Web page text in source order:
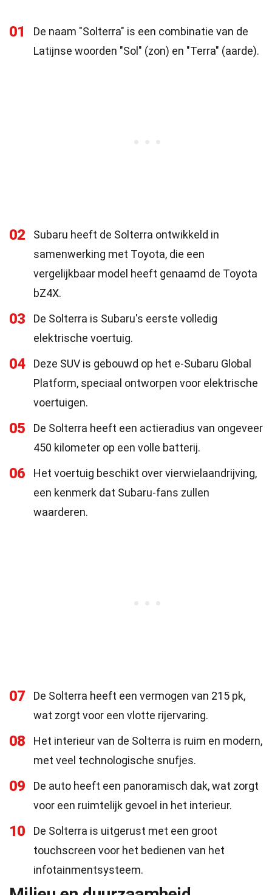
01
De naam "Solterra" is een combinatie van de
Latijnse woorden "Sol" (zon) en "Terra" (aarde).
02
Subaru heeft de Solterra ontwikkeld in
samenwerking met Toyota, die een
vergelijkbaar model heeft genaamd de Toyota
bZ4X.
03
De Solterra is Subaru's eerste volledig
elektrische voertuig.
04
Deze SUV is gebouwd op het e-Subaru Global
Platform, speciaal ontworpen voor elektrische
voertuigen.
05
De Solterra heeft een actieradius van ongeveer
450 kilometer op een volle batterij.
06
Het voertuig beschikt over vierwielaandrijving,
een kenmerk dat Subaru-fans zullen
waarderen.
07
De Solterra heeft een vermogen van 215 pk,
wat zorgt voor een vlotte rijervaring.
08
Het interieur van de Solterra is ruim en modern,
met veel technologische snufjes.
09
De auto heeft een panoramisch dak, wat zorgt
voor een ruimtelijk gevoel in het interieur.
10
De Solterra is uitgerust met een groot
touchscreen voor het bedienen van het
infotainmentsysteem.